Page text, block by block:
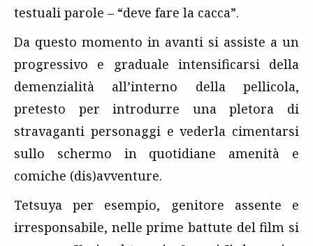
testuali parole – “deve fare la cacca”.
Da questo momento in avanti si assiste a un
progressivo e graduale intensificarsi della
demenzialità all’interno della pellicola,
pretesto per introdurre una pletora di
stravaganti personaggi e vederla cimentarsi
sullo schermo in quotidiane amenità e
comiche (dis)avventure.
Tetsuya per esempio, genitore assente e
irresponsabile, nelle prime battute del film si